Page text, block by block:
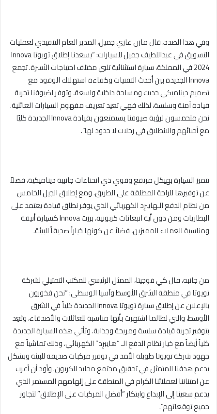
وفي هذا الصدد، قال مازن غازي جميل، المدير العام التنفيذي لعمليات
التسويق في عبداللطيف جميل للسيارات: “يسعدنا إطلاق تويوتا Innova
2024 في المملكة، سيارة استثنائية تلبي مختلف احتياجات الأسرة. تجمع
Innova الجديدة بين أحدث التقنيات وكفاءة استهلاك الوقود مع
تصميم ديناميكي حديث ومساحة داخلية واسعة، وتوفر لضيوفنا تجربة
قيادة آمنة وسلسة، لذلك فهي تعيد تعريف مفهوم السيارات العائلية.
نحن متحمسون لرؤية ضيوفنا يستمتعون بقيادة Innova الجديدة كليًا
مع أحبائهم والانطلاق في رحلات لا حدود لها”.
تتميز السيارة بهيكل مرتفع وقوي ذي انحناءات جانبية ديناميكية، فضلاً
عن توفيرها للراحة المطلقة على الطريق. ومع إطلاق الجيل الخامس
من نظام الدفع الـهايبرِد الكهربائي الذي يوفر نطاق قيادة يعتمد على
البطاريات ومن دون أية انبعاثات كربونية، برزت Innova كسيارة أنيقة
ومناسبة للعملاء المميزين، فضلاً عن كونها خياراً صديقاً للبيئة.
من جانبه، قال كي فوجيتا، الممثل الرئيسي للمكتب التمثيلي لشركة
تويوتا في منطقة الشرق الأوسط وآسيا الوسطى: “نحن فخورون
بالإعلان عن إطلاق سيارة تويوتا Innova الجديدة كلياً في الشرق
الأوسط، والتي لطالما اشتهرت بأنها مناسبة للعائلات والأصدقاء، وتَعِد
بتوفير تجربة قيادة سلسة ومريحة وجذابة. وتأتي هذه السيارة الجديدة
كلياً أيضاً مع خيار نظام الدفع الـ “هايبرِد” الكهربائي، وذلك تماشياً مع
جهود شركة تويوتا طويلة الأمد في توفير مركبات صديقة للبيئة وبشكل
يدعم هدفنا المتمثل في تحقيق مجتمع محايد للكربون. وأود أن أعرب
عن امتناننا لعملائنا الكرام في المنطقة على إلهامهم المستمر الذي
يدعم سعينا إلى الإبداع وابتكار “أفضل المركبات على الإطلاق” لتجاوز
جميع توقعاتهم”.